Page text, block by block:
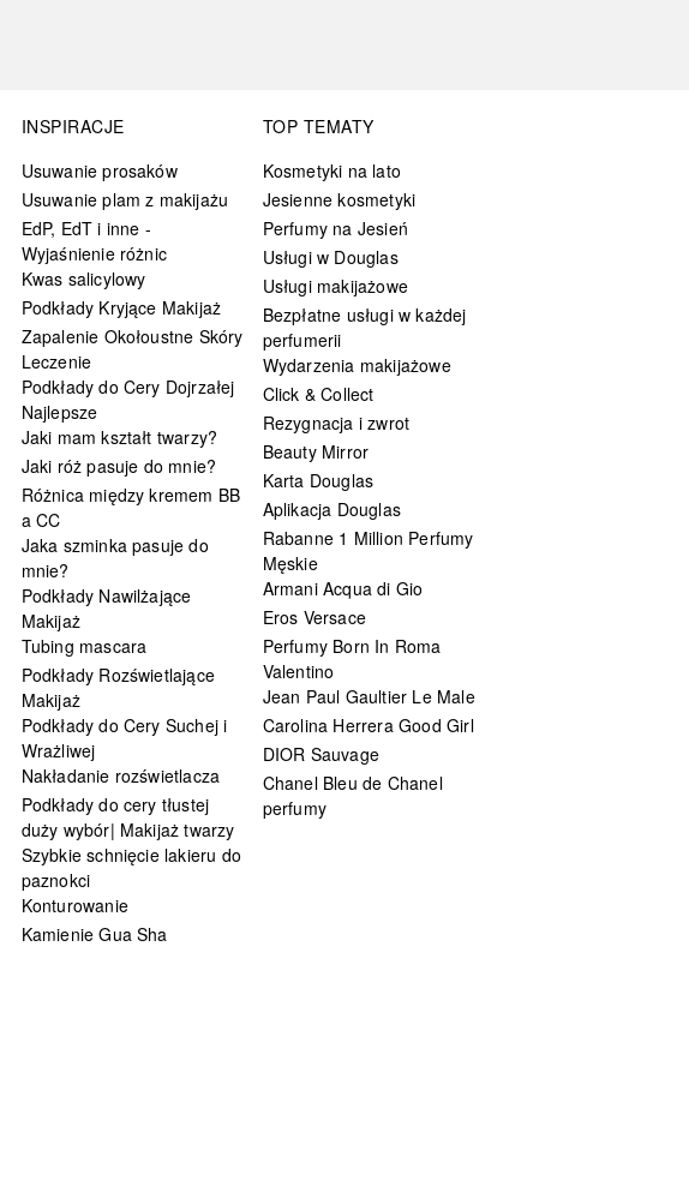
INSPIRACJE
Usuwanie prosaków
Usuwanie plam z makijażu
EdP, EdT i inne -
Wyjaśnienie różnic
Kwas salicylowy
Podkłady Kryjące Makijaż
Zapalenie Okołoustne Skóry
Leczenie
Podkłady do Cery Dojrzałej
Najlepsze
Jaki mam kształt twarzy?
Jaki róż pasuje do mnie?
Różnica między kremem BB
a CC
Jaka szminka pasuje do
mnie?
Podkłady Nawilżające
Makijaż
Tubing mascara
Podkłady Rozświetlające
Makijaż
Podkłady do Cery Suchej i
Wrażliwej
Nakładanie rozświetlacza
Podkłady do cery tłustej
duży wybór| Makijaż twarzy
Szybkie schnięcie lakieru do
paznokci
Konturowanie
Kamienie Gua Sha
TOP TEMATY
Kosmetyki na lato
Jesienne kosmetyki
Perfumy na Jesień
Usługi w Douglas
Usługi makijażowe
Bezpłatne usługi w każdej
perfumerii
Wydarzenia makijażowe
Click & Collect
Rezygnacja i zwrot
Beauty Mirror
Karta Douglas
Aplikacja Douglas
Rabanne 1 Million Perfumy
Męskie
Armani Acqua di Gio
Eros Versace
Perfumy Born In Roma
Valentino
Jean Paul Gaultier Le Male
Carolina Herrera Good Girl
DIOR Sauvage
Chanel Bleu de Chanel
perfumy